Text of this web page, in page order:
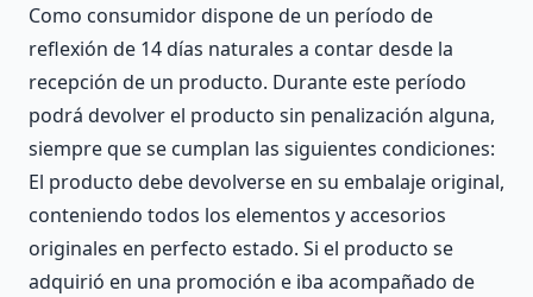
Como consumidor dispone de un período de
reflexión de 14 días naturales a contar desde la
recepción de un producto. Durante este período
podrá devolver el producto sin penalización alguna,
siempre que se cumplan las siguientes condiciones:
El producto debe devolverse en su embalaje original,
conteniendo todos los elementos y accesorios
originales en perfecto estado. Si el producto se
adquirió en una promoción e iba acompañado de